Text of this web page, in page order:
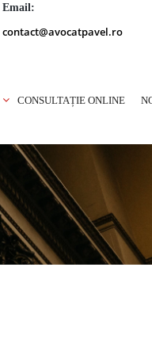
Email:
contact@avocatpavel.ro
CONSULTAȚIE ONLINE